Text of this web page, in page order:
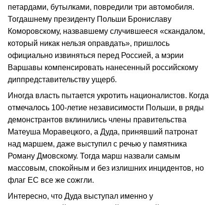
петардами, бутылками, повредили три автомобиля.
Тогдашнему президенту Польши Брониславу
Коморовскому, назвавшему случившееся «скандалом,
который никак нельзя оправдать», пришлось
официально извиняться перед Россией, а мэрии
Варшавы компенсировать нанесенный российскому
диппредставительству ущерб.
Иногда власть пытается укротить националистов. Когда
отмечалось 100-летие независимости Польши, в ряды
демонстрантов вклинились члены правительства
Матеуша Моравецкого, а Дуда, принявший патронат
над маршем, даже выступил с речью у памятника
Роману Дмовскому. Тогда марш назвали самым
массовым, спокойным и без излишних инцидентов, но
флаг ЕС все же сожгли.
Интересно, что Дуда выступал именно у